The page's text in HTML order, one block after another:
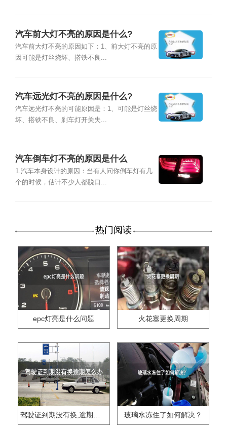
汽车前大灯不亮的原因是什么?
汽车前大灯不亮的原因如下：1、前大灯不亮的原
因可能是灯丝烧坏、搭铁不良...
汽车远光灯不亮的原因是什么?
汽车远光灯不亮的可能原因是：1、可能是灯丝烧
坏、搭铁不良、刹车灯开关失...
汽车倒车灯不亮的原因是什么
1.汽车本身设计的原因：当有人问你倒车灯有几
个的时候，估计不少人都脱口...
热门阅读
epc灯亮是什么问题 火花塞更换周期
驾驶证到期没有换,逾期怎么办?? 玻璃水冻住了如何解决？